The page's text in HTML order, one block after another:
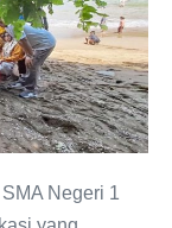
Negeri 1